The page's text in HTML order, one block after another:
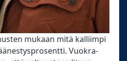
mukaan mitä kalliimpi
Vuokra-